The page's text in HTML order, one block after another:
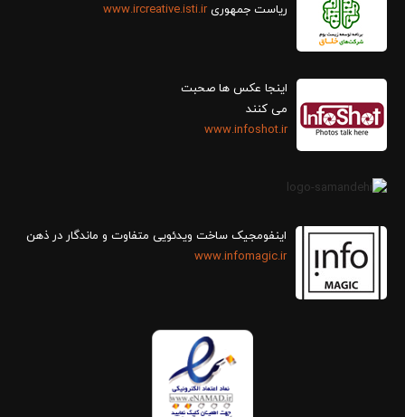
ریاست جمهوریwww.ircreative.isti.ir
اینجا عکس ها صحبت
می کنند
www.infoshot.ir
اینفومجیک ساخت ویدئویی متفاوت و ماندگار در ذهن
www.infomagic.ir